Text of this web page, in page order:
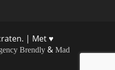
| Met ♥︎
Brendly & Mad